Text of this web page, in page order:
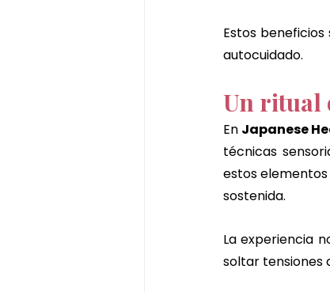
Estos
autocuidado.
Un ritual
En Japanese
técnicas
estos
sostenida.
La experiencia
soltar tensiones